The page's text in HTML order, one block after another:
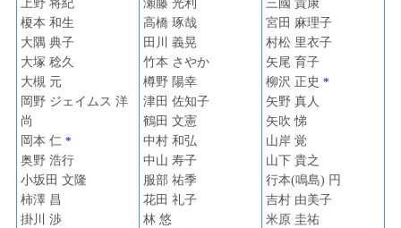
上野 将紀
榎本 和生
大隅 典子
大塚 稔久
大槻 元
岡野 ジェイムス 洋
尚
岡本 仁 *
奥野 浩行
小坂田 文隆
柿澤 昌
掛川 渉
瀬藤 光利
高橋 琢哉
田川 義晃
竹本 さやか
樽野 陽幸
津田 佐知子
鶴田 文憲
中村 和弘
中山 寿子
服部 祐季
花田 礼子
林 悠
三國 貴康
宮田 麻理子
村松 里衣子
矢尾 育子
柳沢 正史 *
矢野 真人
矢吹 悌
山岸 覚
山下 貴之
行本(鳴島) 円
吉村 由美子
米原 圭祐